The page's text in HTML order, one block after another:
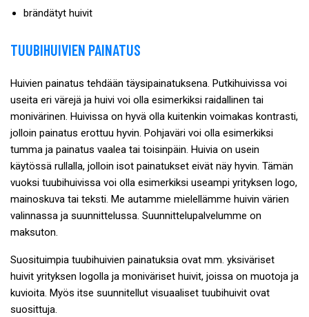
brändätyt huivit
TUUBIHUIVIEN PAINATUS
Huivien painatus tehdään täysipainatuksena. Putkihuivissa voi
useita eri värejä ja huivi voi olla esimerkiksi raidallinen tai
monivärinen. Huivissa on hyvä olla kuitenkin voimakas kontrasti,
jolloin painatus erottuu hyvin. Pohjaväri voi olla esimerkiksi
tumma ja painatus vaalea tai toisinpäin. Huivia on usein
käytössä rullalla, jolloin isot painatukset eivät näy hyvin. Tämän
vuoksi tuubihuivissa voi olla esimerkiksi useampi yrityksen logo,
mainoskuva tai teksti. Me autamme mielellämme huivin värien
valinnassa ja suunnittelussa. Suunnittelupalvelumme on
maksuton.
Suosituimpia tuubihuivien painatuksia ovat mm. yksiväriset
huivit yrityksen logolla ja moniväriset huivit, joissa on muotoja ja
kuvioita. Myös itse suunnitellut visuaaliset tuubihuivit ovat
suosittuja.